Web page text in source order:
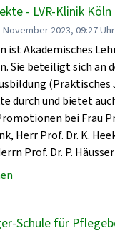
- LVR-Klinik Köln
2023, 09:27 Uhr
ist Akademisches
Sie beteiligt sich an
durch und bietet
bei Frau
Herr Prof. Dr. K.
Prof. Dr. P.
Schule für